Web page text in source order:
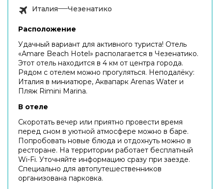
Италия Чезенатико
Расположение
Удачный вариант для активного туриста! Отель
«Amare Beach Hotel» располагается в Чезенатико.
Этот отель находится в 4 км от центра города.
Рядом с отелем можно прогуляться. Неподалёку:
Италия в миниатюре, Аквапарк Arenas Water и
Пляж Rimini Marina.
В отеле
Скоротать вечер или приятно провести время
перед сном в уютной атмосфере можно в баре.
Попробовать новые блюда и отдохнуть можно в
ресторане. На территории работает бесплатный
Wi-Fi. Уточняйте информацию сразу при заезде.
Специально для автопутешественников
организована парковка.